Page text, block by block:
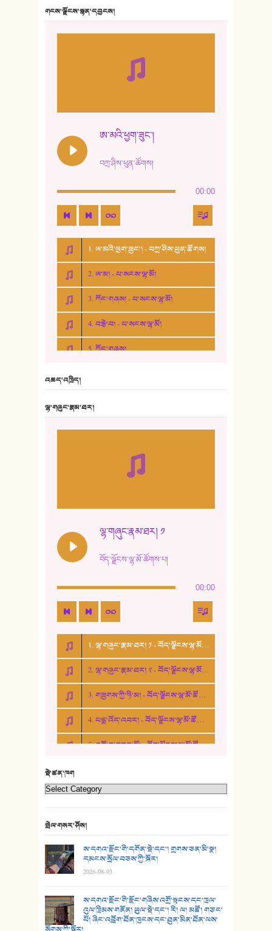
གངས་ལྗོངས་སྙན་དབྱངས།
ཨ་མའི་ཕྱག་ཟུང་།
བཀྲ་ཤིས་ཕུན་ཚོགས།
00:00
1. ཨ་མའི་ཕྱག་ཟུང་། - བཀྲ་ཤིས་ཕུན་ཚོགས།
2. ཨ་མ། - པ་སངས་ལྷ་མོ།
3. ཀོང་གཞས། - པ་སངས་ལྷ་མོ།
4. བརྩེ་བ། - པ་སངས་ལྷ་མོ།
5. ཀོང་གཞས།
10. ཆང་གཞས། ༣
15. ཤམ་པ་ལ་ཡི་སྲས་མོ།
16. ལྷ་བུ་དར་བུ།
17. ང་བོད་པ་ཡིན། - ཕུར་བུ་རྣམ་རྒྱལ།
18. ང་ལ་བྱམས་པའི་ཨ་མ།
19. ཆ་རྐྱེན་མེད་པའི་སེམས།
20. བསྟན་རྒྱས་གླིང་།
23. ཕོ་རྒོད་པོ།
25. མགྲོན་པོ།
26. ཨ་མའི་ཐང་ཁུག
27. ལྕེ་བདེ་ཞོལ་གྱི་པང་གདན།
28. སྟོད་གཞས། - ཕན་ཐོག
འཆད་འཁྲིད།
ལྷ་གཞུང་རྣམ་ཐར།
ལྷ་གཞུང་རྣམ་ཐར། ༡
བོད་ལྗོངས་ལྷ་མོ་ཚོགས་པ།
00:00
1. ལྷ་གཞུང་རྣམ་ཐར། ༡ - བོད་ལྗོངས་ལྷ་མོ་ཚོགས་པ།
2. ལྷ་གཞུང་རྣམ་ཐར། ༢ - བོད་ལྗོངས་ལྷ་མོ་ཚོགས་པ།
3. གཟུགས་ཀྱི་ཉི་མ། - བོད་ལྗོངས་ལྷ་མོ་ཚོགས་པ།
4. པདྨ་འོད་འབར། - བོད་ལྗོངས་ལྷ་མོ་ཚོགས་པ།
5. འགྲོ་བ་བཟང་མོ། - བོད་ལྗོངས་ལྷ་མོ་ཚོགས་པ།
སྡེ་ཚན་ཁག
སྤེལ་གསར་ཤོས།
ས་དགའ་རྫོང་གི་དགོན་སྡེ་དང་། གྲགས་ཅན་མི་སྣ།
དམངས་སྲོལ་བཅས་ཀྱི་སྐོར།
2026-08-03
ས་དགའ་རྫོང་གི་རྫོང་གཞིས་འགྲོ་སྟངས་དང་ཁྲལ་
འུལ་ཁྲིམས་གནོན། ཡུལ་སྡེ་དང་། རི། ལ། མཚོ། གཙང་
པོ། ཞིང་འབྲོག་ཐོན་ཁུངས་དང་ཐུན་མིན་ཐོན་ལས་